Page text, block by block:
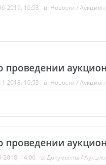
2019, 16:53 в: Новости /Аукцион
проведении
2018, 16:53 в: Новости /Аукцион
2018, 14:06 в: Документы /